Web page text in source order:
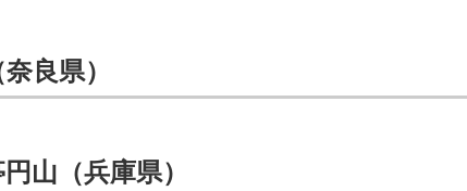
良県）
山（兵庫県）